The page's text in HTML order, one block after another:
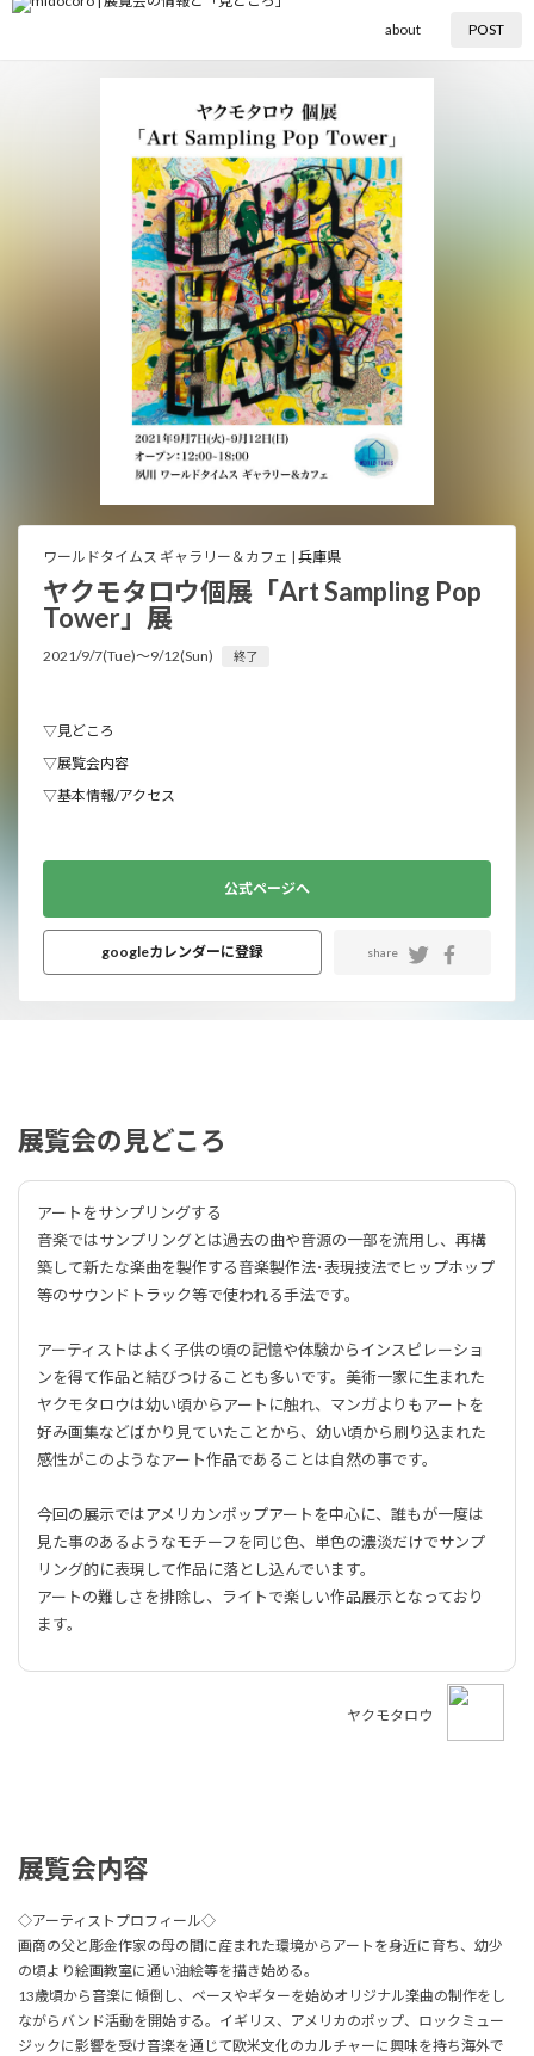
about POST
ワールドタイムス ギャラリー＆カフェ | 兵庫県
ヤクモタロウ個展「Art Sampling Pop
Tower」展
2021/9/7(Tue)〜9/12(Sun) 終了
▽見どころ
▽展覧会内容
▽基本情報/アクセス
公式ページへ
googleカレンダーに登録 share
展覧会の見どころ
アートをサンプリングする
音楽ではサンプリングとは過去の曲や音源の一部を流用し、再構
築して新たな楽曲を製作する音楽製作法･表現技法でヒップホップ
等のサウンドトラック等で使われる手法です。
アーティストはよく子供の頃の記憶や体験からインスピレーショ
ンを得て作品と結びつけることも多いです。美術一家に生まれた
ヤクモタロウは幼い頃からアートに触れ、マンガよりもアートを
好み画集などばかり見ていたことから、幼い頃から刷り込まれた
感性がこのようなアート作品であることは自然の事です。
今回の展示ではアメリカンポップアートを中心に、誰もが一度は
見た事のあるようなモチーフを同じ色、単色の濃淡だけでサンプ
リング的に表現して作品に落とし込んでいます。
アートの難しさを排除し、ライトで楽しい作品展示となっており
ます。
ヤクモタロウ
展覧会内容
◇アーティストプロフィール◇
画商の父と彫金作家の母の間に産まれた環境からアートを身近に育ち、幼少
の頃より絵画教室に通い油絵等を描き始める。
13歳頃から音楽に傾倒し、ベースやギターを始めオリジナル楽曲の制作をし
ながらバンド活動を開始する。イギリス、アメリカのポップ、ロックミュー
ジックに影響を受け音楽を通じて欧米文化のカルチャーに興味を持ち海外で